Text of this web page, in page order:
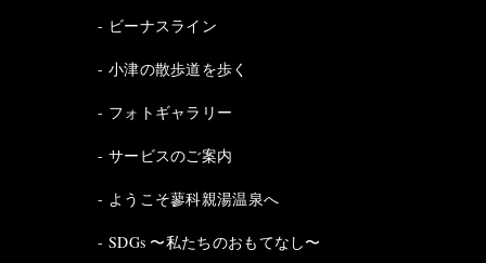
ビーナスライン
小津の散歩道を歩く
フォトギャラリー
サービスのご案内
ようこそ蓼科親湯温泉へ
SDGs 〜私たちのおもてなし〜